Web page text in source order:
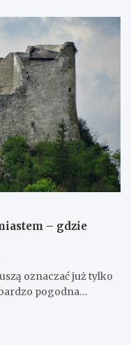
– gdzie
oznaczać już tylko
pogodna…